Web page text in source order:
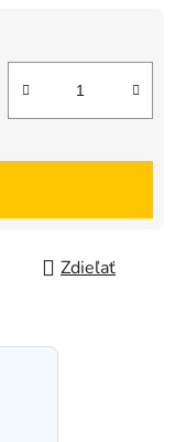
Zdieľať